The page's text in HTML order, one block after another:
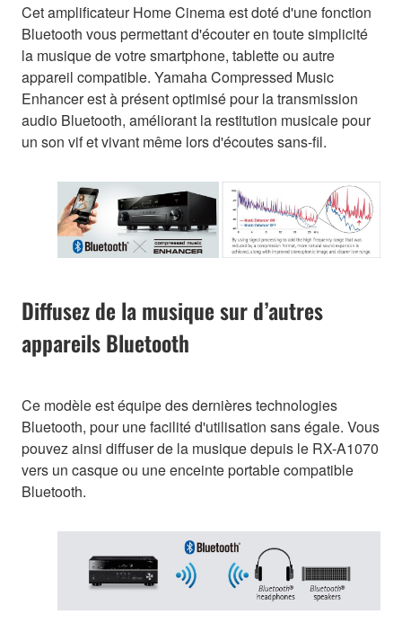
Cet amplificateur Home Cinema est doté d'une fonction
Bluetooth vous permettant d'écouter en toute simplicité
la musique de votre smartphone, tablette ou autre
appareil compatible. Yamaha Compressed Music
Enhancer est à présent optimisé pour la transmission
audio Bluetooth, améliorant la restitution musicale pour
un son vif et vivant même lors d'écoutes sans-fil.
Diffusez de la musique sur d’autres
appareils Bluetooth
Ce modèle est équipe des dernières technologies
Bluetooth, pour une facilité d'utilisation sans égale. Vous
pouvez ainsi diffuser de la musique depuis le RX-A1070
vers un casque ou une enceinte portable compatible
Bluetooth.